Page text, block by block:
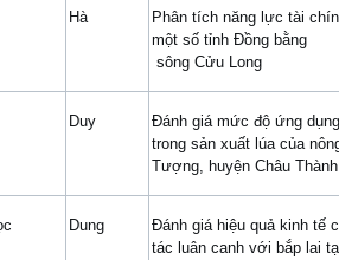
Hà
Phân tích năng lực tài
một số tỉnh Đồng bằng
sông Cửu Long
Duy
Đánh giá mức độ ứng
trong sản xuất lúa của
Tượng, huyện Châu
Dung
Đánh giá hiệu quả kinh tế
tác luân canh với bắp lai